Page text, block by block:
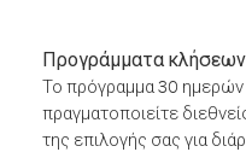
Προγράμματα
Το πρόγραμμα 30 ημερών
πραγματοποιείτε
της επιλογής σας για